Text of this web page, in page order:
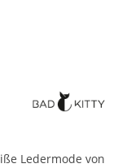
Ledermode von